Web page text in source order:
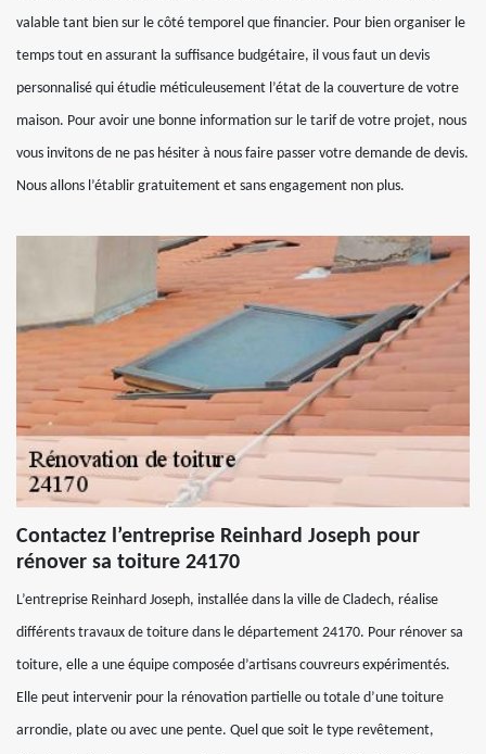
valable tant bien sur le côté temporel que financier. Pour bien organiser le
temps tout en assurant la suffisance budgétaire, il vous faut un devis
personnalisé qui étudie méticuleusement l’état de la couverture de votre
maison. Pour avoir une bonne information sur le tarif de votre projet, nous
vous invitons de ne pas hésiter à nous faire passer votre demande de devis.
Nous allons l’établir gratuitement et sans engagement non plus.
Contactez l’entreprise Reinhard Joseph pour
rénover sa toiture 24170
L’entreprise Reinhard Joseph, installée dans la ville de Cladech, réalise
différents travaux de toiture dans le département 24170. Pour rénover sa
toiture, elle a une équipe composée d’artisans couvreurs expérimentés.
Elle peut intervenir pour la rénovation partielle ou totale d’une toiture
arrondie, plate ou avec une pente. Quel que soit le type revêtement,